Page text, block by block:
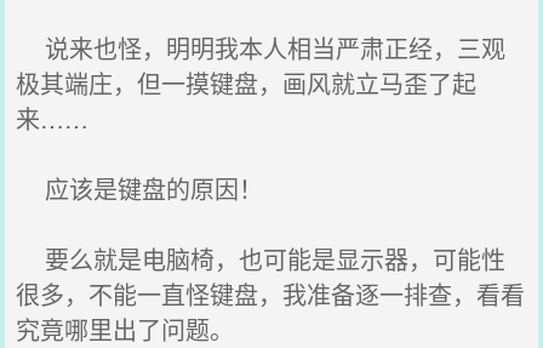
说来也怪，明明我本人相当严肃正经，三观
极其端庄，但一摸键盘，画风就立马歪了起
来……
应该是键盘的原因！
要么就是电脑椅，也可能是显示器，可能性
很多，不能一直怪键盘，我准备逐一排查，看看
究竟哪里出了问题。